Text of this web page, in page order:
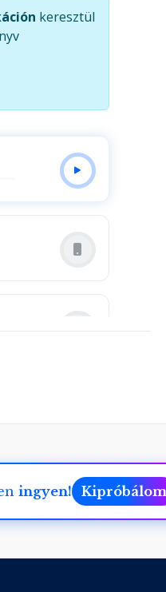
a Mikulás
meg kell oldani egy
keresztül
ingyen! Kipróbálom